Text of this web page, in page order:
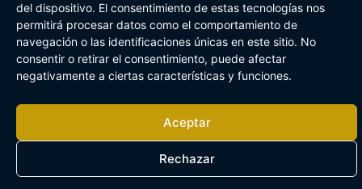
del dispositivo. El consentimiento de estas tecnologías nos
permitirá procesar datos como el comportamiento de
navegación o las identificaciones únicas en este sitio. No
consentir o retirar el consentimiento, puede afectar
negativamente a ciertas características y funciones.
Aceptar
Rechazar
Aviso Legal Política de cookies
Canal de Información Interna
Buzón Plan Regional